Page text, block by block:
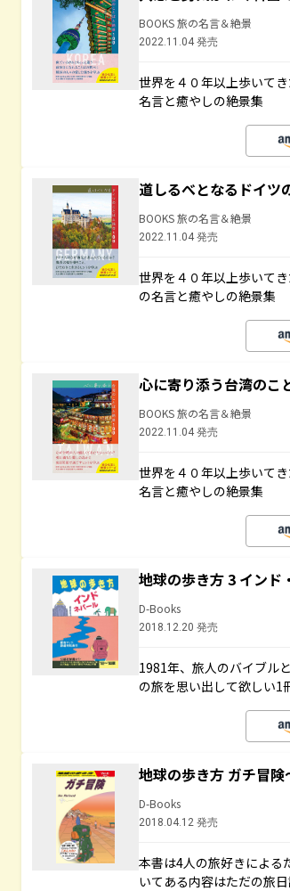
BOOKS 旅の名言＆絶景
2022.11.04 発売
世界を４０年以上歩いて
名言と癒やしの絶景集
道しるべとなるドイツ
BOOKS 旅の名言＆絶景
2022.11.04 発売
世界を４０年以上歩いて
の名言と癒やしの絶景集
心に寄り添う台湾のこ
BOOKS 旅の名言＆絶景
2022.11.04 発売
世界を４０年以上歩いて
名言と癒やしの絶景集
地球の歩き方 3 インド
D-Books
2018.12.20 発売
1981年、旅人のバイブル
の旅を思い出して欲しい1
地球の歩き方 ガチ冒
D-Books
2018.04.12 発売
本書は4人の旅好きによる
いてある内容はただの旅日